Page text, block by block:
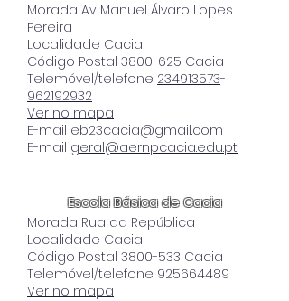
Morada Av. Manuel Álvaro Lopes
Pereira
Localidade Cacia
Código Postal 3800-625 Cacia
Telemóvel/telefone 234913573-
962192932
Ver no mapa
E-mail eb23cacia@gmail.com
E-mail geral@aernpcacia.edu.pt
Escola Básica de Cacia
Morada Rua da República
Localidade Cacia
Código Postal 3800-533 Cacia
Telemóvel/telefone 925664489
Ver no mapa